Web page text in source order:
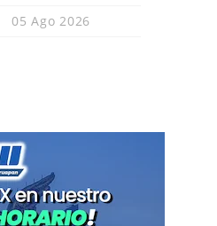
05 Ago 2026